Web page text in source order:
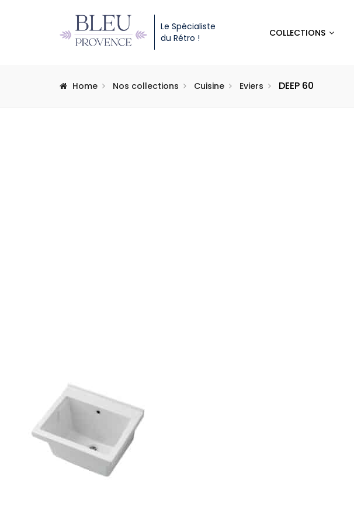
Le Spécialiste
du Rétro !
COLLECTIONS
Home Nos collections Cuisine Eviers DEEP 60